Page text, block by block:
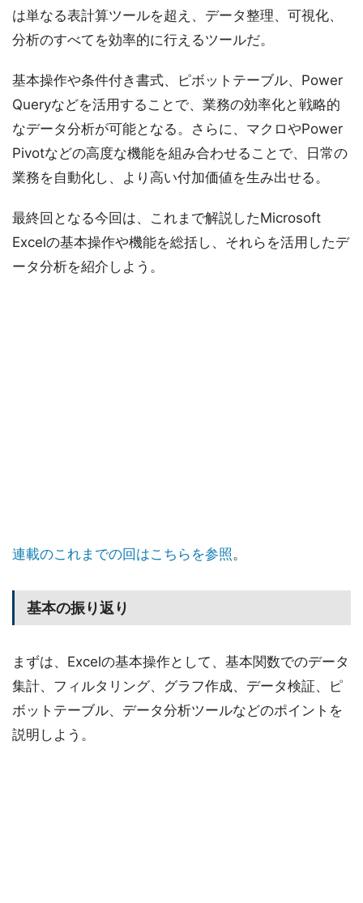
は単なる表計算ツールを超え、データ整理、可視化、
分析のすべてを効率的に行えるツールだ。
基本操作や条件付き書式、ピボットテーブル、Power
Queryなどを活用することで、業務の効率化と戦略的
なデータ分析が可能となる。さらに、マクロやPower
Pivotなどの高度な機能を組み合わせることで、日常の
業務を自動化し、より高い付加価値を生み出せる。
最終回となる今回は、これまで解説したMicrosoft
Excelの基本操作や機能を総括し、それらを活用したデ
ータ分析を紹介しよう。
連載のこれまでの回はこちらを参照。
基本の振り返り
まずは、Excelの基本操作として、基本関数でのデータ
集計、フィルタリング、グラフ作成、データ検証、ピ
ボットテーブル、データ分析ツールなどのポイントを
説明しよう。